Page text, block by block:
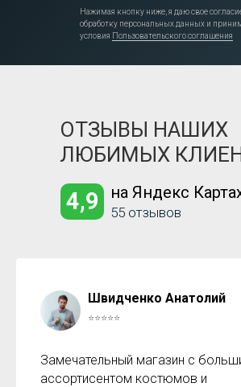
Нажимая кнопку ниже, я даю свое
обработку персональных данных и
условия Пользовательского соглашения
55 отзывов
на Яндекс
4,9
ОТЗЫВЫ НАШИХ
ЛЮБИМЫХ
Швидченко Анатолий
⭐⭐⭐⭐⭐
Замечательный магазин с
ассортисентом костюмов и